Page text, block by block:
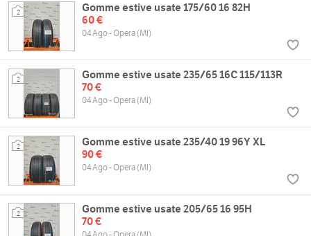
2
Gomme estive usate 175/60 16 82H
60 €
04 Ago - Opera (MI)
2
Gomme estive usate 235/65 16C 115/113R
70 €
04 Ago - Opera (MI)
2
Gomme estive usate 235/40 19 96Y XL
90 €
04 Ago - Opera (MI)
2
Gomme estive usate 205/65 16 95H
70 €